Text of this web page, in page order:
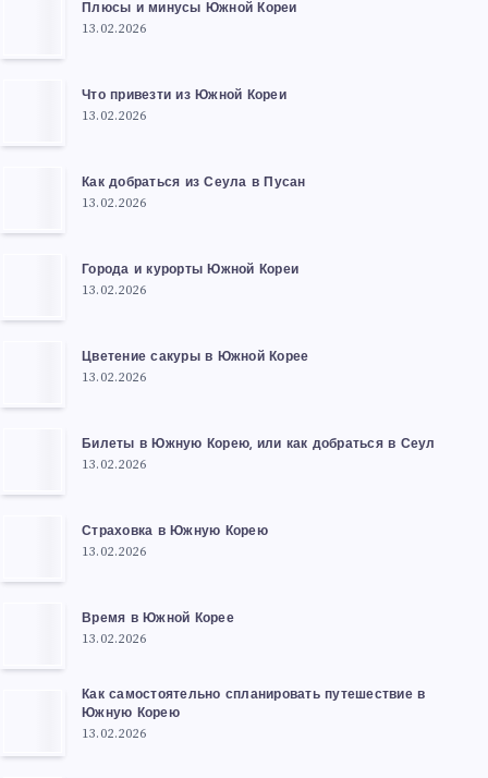
Плюсы и минусы Южной Кореи
13.02.2026
Что привезти из Южной Кореи
13.02.2026
Как добраться из Сеула в Пусан
13.02.2026
Города и курорты Южной Кореи
13.02.2026
Цветение сакуры в Южной Корее
13.02.2026
Билеты в Южную Корею, или как добраться в Сеул
13.02.2026
Страховка в Южную Корею
13.02.2026
Время в Южной Корее
13.02.2026
Как самостоятельно спланировать путешествие в
Южную Корею
13.02.2026